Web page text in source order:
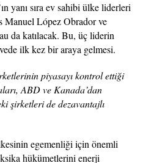
yanı sıra ev sahibi ülke liderleri
Manuel López Obrador ve
da katılacak. Bu, üç liderin
ilk kez bir araya gelmesi.
piyasayı kontrol ettiği
ABD ve Kanada’dan
şirketleri de dezavantajlı
egemenliği için önemli
hükümetlerini enerji